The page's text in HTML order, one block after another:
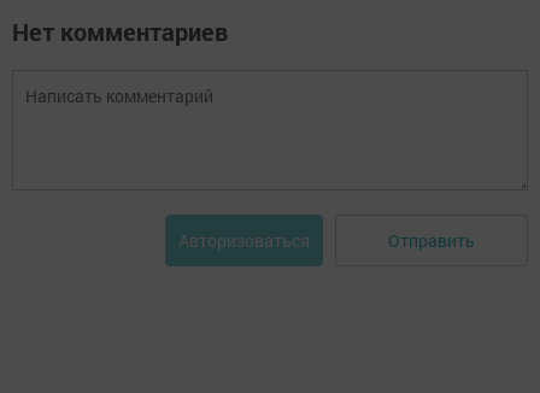
Нет комментариев
Авторизоваться Отправить